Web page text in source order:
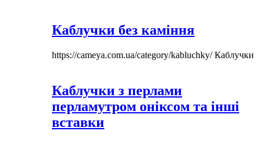
Каблучки без каміння
https://cameya.com.ua/category/kabluchky/Каблучки
Каблучки з перлами
перламутром оніксом та інші
вставки